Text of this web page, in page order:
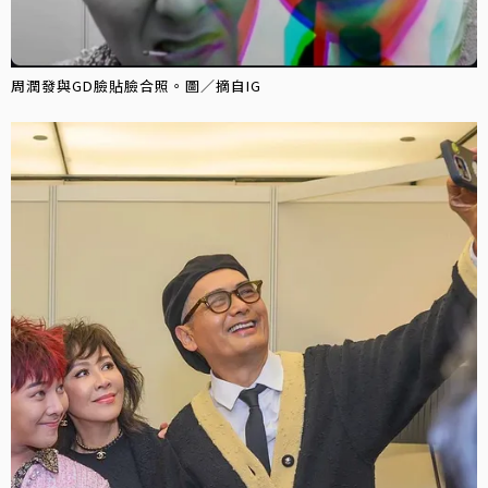
周潤發與GD臉貼臉合照。圖／摘自IG